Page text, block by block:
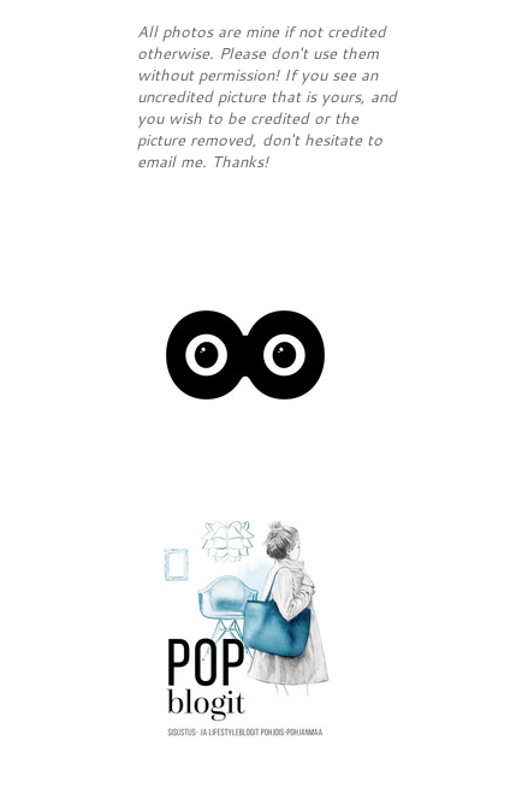
All photos are mine if not credited
otherwise. Please don't use them
without permission! If you see an
uncredited picture that is yours, and
you wish to be credited or the
picture removed, don't hesitate to
email me. Thanks!